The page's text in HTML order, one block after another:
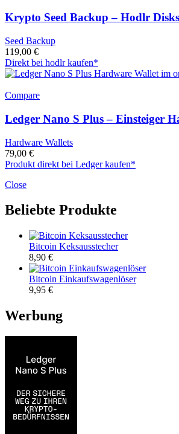
Krypto Seed Backup – Hodlr
Seed Backup
119,00 €
Direkt bei hodlr kaufen*
Compare
Ledger Nano S Plus – Einsteiger
Hardware Wallets
79,00 €
Produkt direkt bei Ledger kaufen*
Close
Beliebte Produkte
Bitcoin Keksausstecher
8,90 €
Bitcoin Einkaufswagenlöser
9,95 €
Werbung